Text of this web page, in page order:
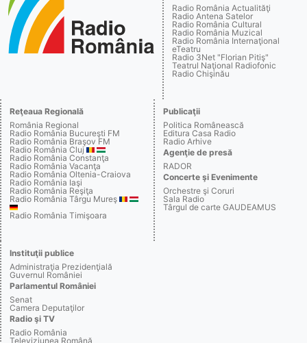
Radio România Actualităţi
Radio Antena Satelor
Radio România Cultural
Radio România Muzical
Radio România Internaţional
eTeatru
Radio 3Net "Florian Pitiş"
Teatrul Naţional Radiofonic
Radio Chişinău
Reţeaua Regională
România Regional
Radio România Bucureşti FM
Radio România Braşov FM
Radio România Cluj
Radio România Constanţa
Radio România Vacanţa
Radio România Oltenia-Craiova
Radio România Iaşi
Radio România Reşiţa
Radio România Târgu Mureş
Radio România Timişoara
Publicaţii
Politica Românească
Editura Casa Radio
Radio Arhive
Agenţie de presă
RADOR
Concerte şi Evenimente
Orchestre şi Coruri
Sala Radio
Târgul de carte GAUDEAMUS
Instituţii publice
Administraţia Prezidenţială
Guvernul României
Parlamentul României
Senat
Camera Deputaţilor
Radio şi TV
Radio România
Televiziunea Română